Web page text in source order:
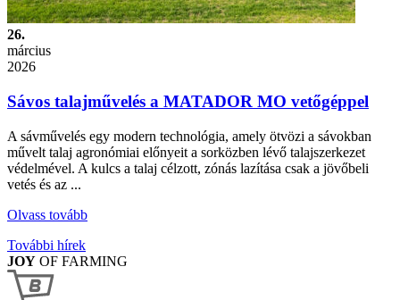
26.
március
2026
Sávos talajművelés a MATADOR MO vetőgéppel
A sávművelés egy modern technológia, amely ötvözi a sávokban
művelt talaj agronómiai előnyeit a sorközben lévő talajszerkezet
védelmével. A kulcs a talaj célzott, zónás lazítása csak a jövőbeli
vetés és az ...
Olvass tovább
További hírek
JOY OF FARMING